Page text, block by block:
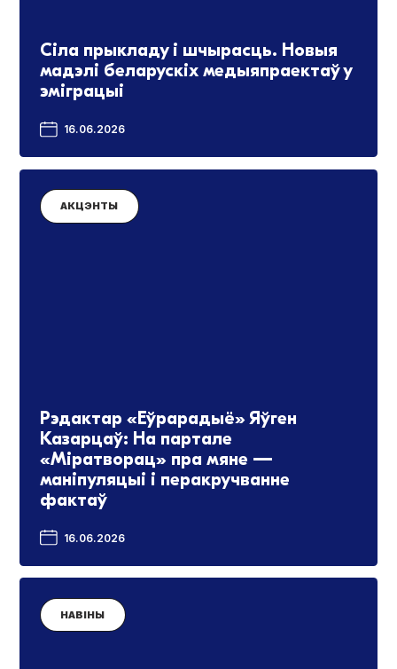
Сіла прыкладу і шчырасць. Новыя
мадэлі беларускіх медыяпраектаў у
эміграцыі
16.06.2026
АКЦЭНТЫ
Рэдактар «Еўрарадыё» Яўген
Казарцаў: На партале
«Міратворац» пра мяне —
маніпуляцыі і перакручванне
фактаў
16.06.2026
НАВІНЫ